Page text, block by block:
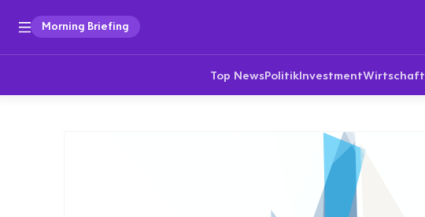
Morning Briefing
Top NewsPolitikInvestmentWirtschaft